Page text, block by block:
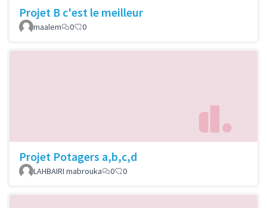
Projet B c'est le meilleur
maalem 0 0
Projet Potagers a,b,c,d
LAHBAIRI mabrouka 0 0